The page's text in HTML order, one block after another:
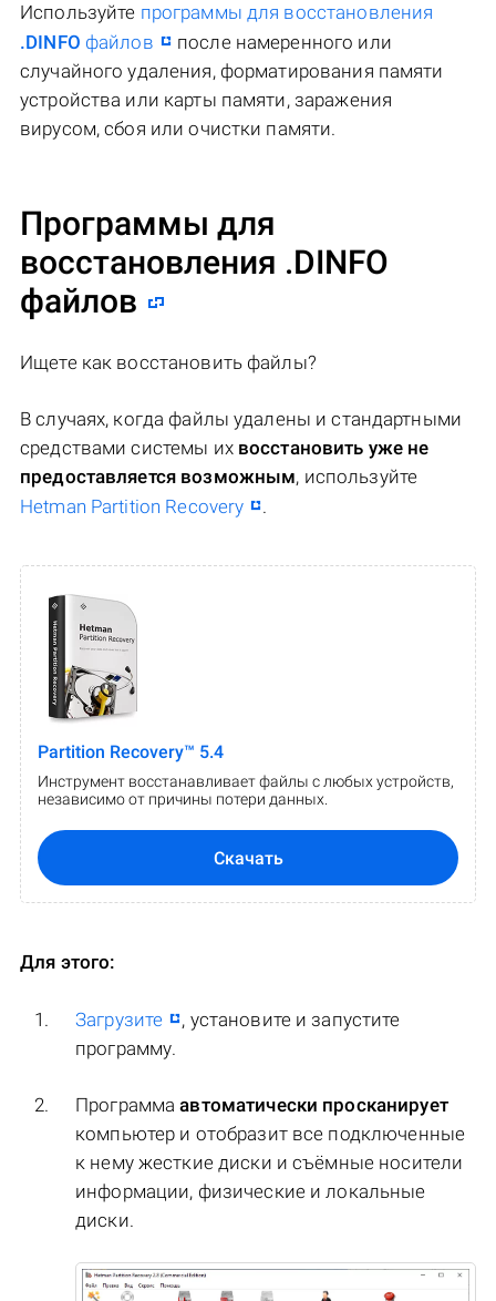
Используйте программы для восстановления
.DINFO файлов
после намеренного или
случайного удаления, форматирования памяти
устройства или карты памяти, заражения
вирусом, сбоя или очистки памяти.
Программы для
восстановления .DINFO
файлов
Ищете как восстановить файлы?
В случаях, когда файлы удалены и стандартными
средствами системы их восстановить уже не
предоставляется возможным, используйте
Hetman Partition Recovery
.
Partition Recovery™ 5.4
Инструмент восстанавливает файлы с любых устройств,
независимо от причины потери данных.
Скачать
Для этого:
Загрузите
, установите и запустите
программу.
Программаавтоматически просканирует
компьютер и отобразит все подключенные
к нему жесткие диски и съёмные носители
информации, физические и локальные
диски.